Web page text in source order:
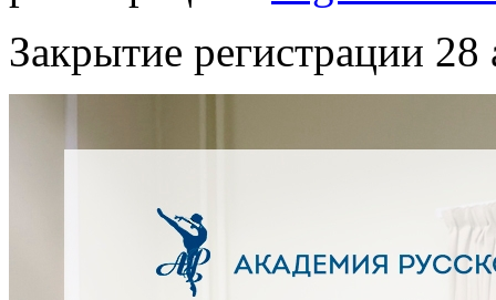
Закрытие регистрации 28